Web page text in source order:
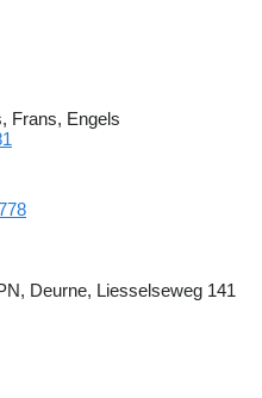
Frans, Engels
Deurne, Liesselseweg 141